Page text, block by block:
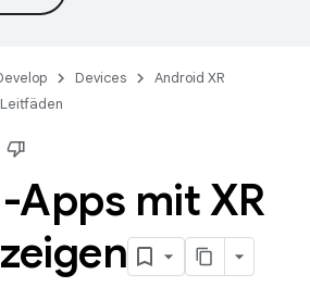
Devices
Android XR
Leitfäden
mit XR